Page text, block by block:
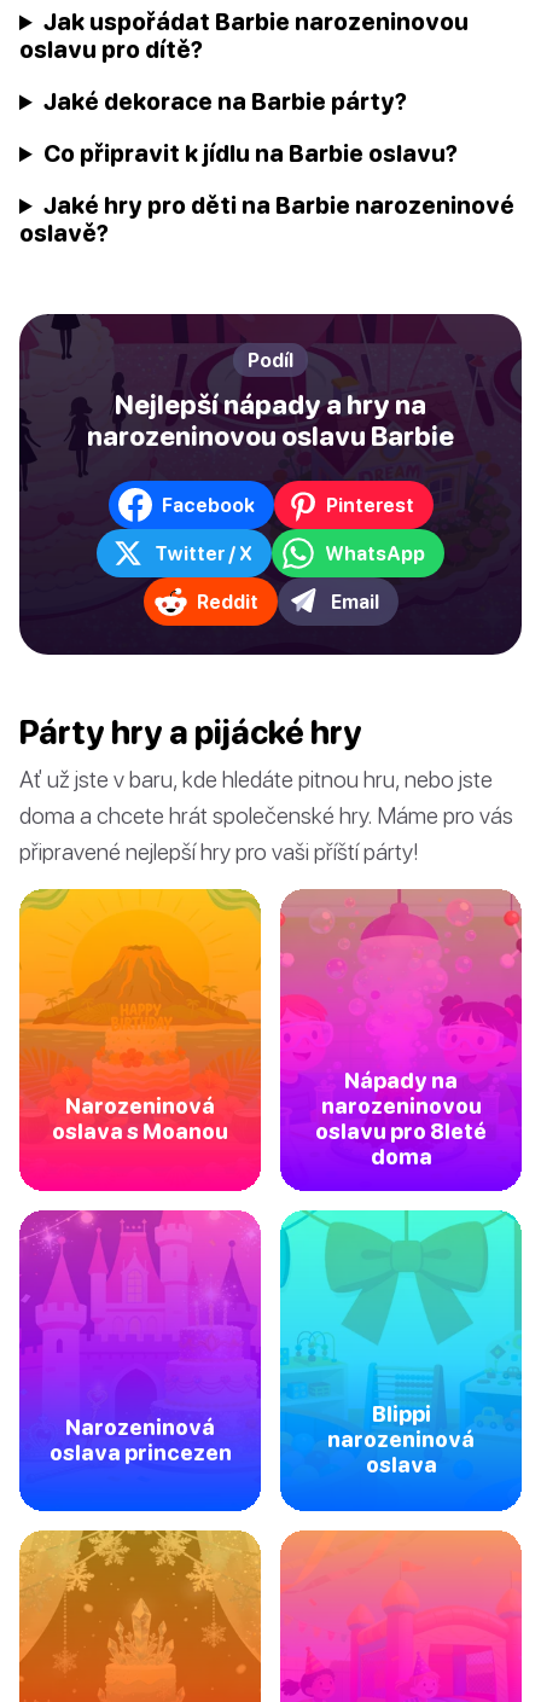
Jak uspořádat Barbie narozeninovou
oslavu pro dítě?
Jaké dekorace na Barbie párty?
Co připravit k jídlu na Barbie oslavu?
Jaké hry pro děti na Barbie narozeninové
oslavě?
Podíl
Nejlepší nápady a hry na
narozeninovou oslavu Barbie
Facebook Pinterest
Twitter / X WhatsApp
Reddit Email
Párty hry a pijácké hry
Ať už jste v baru, kde hledáte pitnou hru, nebo jste
doma a chcete hrát společenské hry. Máme pro vás
připravené nejlepší hry pro vaši příští párty!
Narozeninová
oslava s Moanou
Nápady na
narozeninovou
oslavu pro 8leté
doma
Narozeninová
oslava princezen
Blippi
narozeninová
oslava